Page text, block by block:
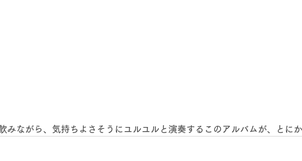
みながら、気持ちよさそうにユルユルと演奏するこのアルバムが、とに